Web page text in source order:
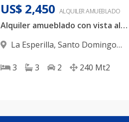
US$ 2,450 ALQUILERAMUEBLADO
Alquiler amueblado con vista al Mar
La Esperilla, Santo Domingo
3
3 2 240 Mt2